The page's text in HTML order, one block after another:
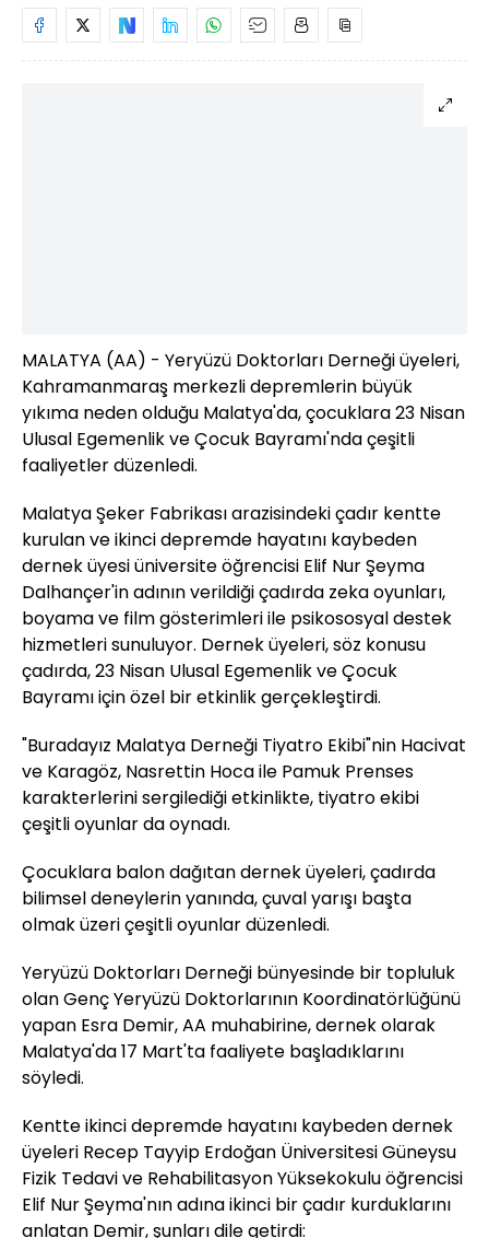
MALATYA (AA) - Yeryüzü Doktorları Derneği üyeleri,
Kahramanmaraş merkezli depremlerin büyük
yıkıma neden olduğu Malatya'da, çocuklara 23 Nisan
Ulusal Egemenlik ve Çocuk Bayramı'nda çeşitli
faaliyetler düzenledi.
Malatya Şeker Fabrikası arazisindeki çadır kentte
kurulan ve ikinci depremde hayatını kaybeden
dernek üyesi üniversite öğrencisi Elif Nur Şeyma
Dalhançer'in adının verildiği çadırda zeka oyunları,
boyama ve film gösterimleri ile psikososyal destek
hizmetleri sunuluyor. Dernek üyeleri, söz konusu
çadırda, 23 Nisan Ulusal Egemenlik ve Çocuk
Bayramı için özel bir etkinlik gerçekleştirdi.
"Buradayız Malatya Derneği Tiyatro Ekibi"nin Hacivat
ve Karagöz, Nasrettin Hoca ile Pamuk Prenses
karakterlerini sergilediği etkinlikte, tiyatro ekibi
çeşitli oyunlar da oynadı.
Çocuklara balon dağıtan dernek üyeleri, çadırda
bilimsel deneylerin yanında, çuval yarışı başta
olmak üzeri çeşitli oyunlar düzenledi.
Yeryüzü Doktorları Derneği bünyesinde bir topluluk
olan Genç Yeryüzü Doktorlarının Koordinatörlüğünü
yapan Esra Demir, AA muhabirine, dernek olarak
Malatya'da 17 Mart'ta faaliyete başladıklarını
söyledi.
Kentte ikinci depremde hayatını kaybeden dernek
üyeleri Recep Tayyip Erdoğan Üniversitesi Güneysu
Fizik Tedavi ve Rehabilitasyon Yüksekokulu öğrencisi
Elif Nur Şeyma'nın adına ikinci bir çadır kurduklarını
anlatan Demir, şunları dile getirdi: